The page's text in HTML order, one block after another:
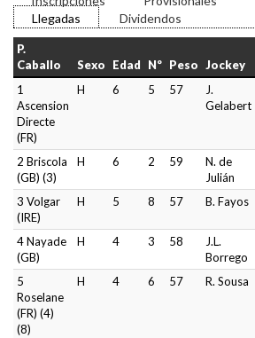
Llegadas
Dividendos
P.
Caballo
Sexo Edad Nº Peso Jockey
1
Ascension
Directe
(FR)
H 6 5 57
J.
Gelabert
2 Briscola
(GB) (3)
H 6 2 59
N. de
Julián
3 Volgar
(IRE)
H 5 8 57 B. Fayos
4 Nayade
(GB)
H 4 3 58
J.L.
Borrego
5
Roselane
(FR) (4)
(8)
H 4 6 57 R. Sousa